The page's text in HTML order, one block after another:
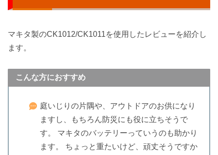
マキタ製のCK1012/CK1011を使用したレビューを紹介し
ます。
こんな方におすすめ
庭いじりの片隅や、アウトドアのお供になり
ますし、もちろん防災にも役に立ちそうで
す。 マキタのバッテリーっていうのも助かり
ます。 ちょっと重たいけど、頑丈そうですか